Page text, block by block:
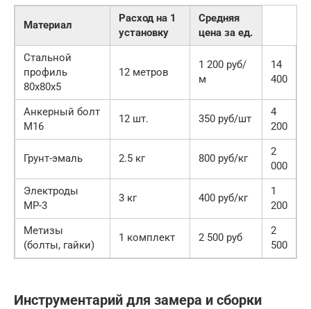
Материал
Расход на 1
установку
Средняя
цена за ед.
Стальной
профиль
80х80х5
12 метров
1 200 руб/
м
14
400
Анкерный болт
М16
12 шт. 350 руб/шт
4
200
Грунт-эмаль 2.5 кг 800 руб/кг
2
000
Электроды
МР-3
3 кг 400 руб/кг
1
200
Метизы
(болты, гайки)
1 комплект 2 500 руб
2
500
Инструментарий для замера и сборки